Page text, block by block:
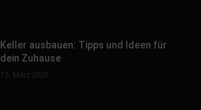
Keller ausbauen: Tipps und Ideen für
dein Zuhause
13. März 2026